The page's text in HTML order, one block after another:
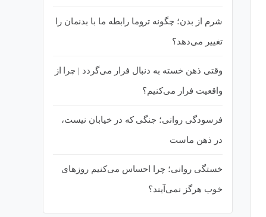
شرم از بدن؛ چگونه تروما رابطه ما با بدنمان را
تغییر می‌دهد؟
وقتی ذهن خسته به دنبال فرار می‌گردد | چرا از
واقعیت فرار می‌کنیم؟
فرسودگی روانی؛ جنگی که در خیابان نیست،
در ذهن ماست
خستگی روانی؛ چرا احساس می‌کنیم روزهای
خوب هرگز نمی‌آیند؟